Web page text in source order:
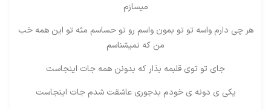
میسازم
هر چی دارم واسه تو تو بمون واسم رو تو حساسم مثه تو این همه خب
من که نمیشناسم
جای تو توی قلبمه بذار که بدونن همه جات اینجاست
یکی ی دونه ی خودم بدجوری عاشقت شدم جات اینجاست